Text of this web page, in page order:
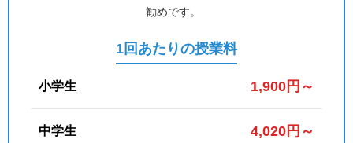
勧めです。
1回あたりの授業料
小学生 1,900円～
中学生 4,020円～